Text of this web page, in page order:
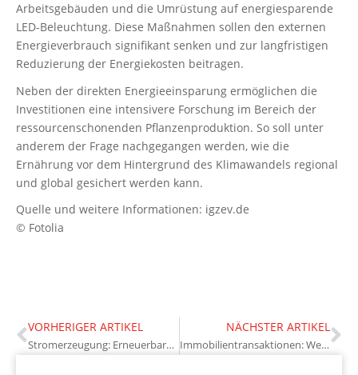
Arbeitsgebäuden und die Umrüstung auf energiesparende
LED-Beleuchtung. Diese Maßnahmen sollen den externen
Energieverbrauch signifikant senken und zur langfristigen
Reduzierung der Energiekosten beitragen.
Neben der direkten Energieeinsparung ermöglichen die
Investitionen eine intensivere Forschung im Bereich der
ressourcenschonenden Pflanzenproduktion. So soll unter
anderem der Frage nachgegangen werden, wie die
Ernährung vor dem Hintergrund des Klimawandels regional
und global gesichert werden kann.
Quelle und weitere Informationen: igzev.de
© Fotolia
VORHERIGER ARTIKEL
Stromerzeugung: Erneuerbare Energien dominieren
NÄCHSTER ARTIKEL
Immobilientransaktionen: Wenig Kaufverträge